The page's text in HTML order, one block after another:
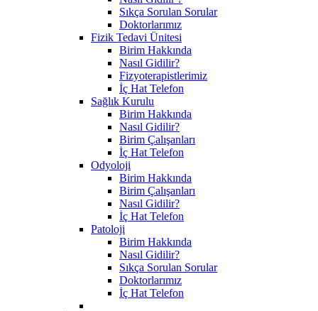
Sıkça Sorulan Sorular
Doktorlarımız
Fizik Tedavi Ünitesi
Birim Hakkında
Nasıl Gidilir?
Fizyoterapistlerimiz
İç Hat Telefon
Sağlık Kurulu
Birim Hakkında
Nasıl Gidilir?
Birim Çalışanları
İç Hat Telefon
Odyoloji
Birim Hakkında
Birim Çalışanları
Nasıl Gidilir?
İç Hat Telefon
Patoloji
Birim Hakkında
Nasıl Gidilir?
Sıkça Sorulan Sorular
Doktorlarımız
İç Hat Telefon